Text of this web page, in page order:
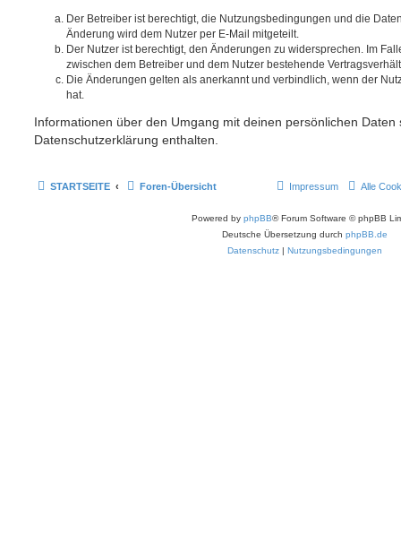
Der Betreiber ist berechtigt, die Nutzungsbedingungen und die
Änderung wird dem Nutzer per E-Mail mitgeteilt.
Der Nutzer ist berechtigt, den Änderungen zu widersprechen. Im
zwischen dem Betreiber und dem Nutzer bestehende
Die Änderungen gelten als anerkannt und verbindlich, wenn der
hat.
Informationen über den Umgang mit deinen persönlichen Daten
Datenschutzerklärung enthalten.
STARTSEITE Foren-Übersicht Alle
Impressum
Powered by phpBB® Forum Software © phpBB
Deutsche Übersetzung durch phpBB.de
Datenschutz | Nutzungsbedingungen